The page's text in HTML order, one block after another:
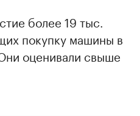
более 19 тыс.
покупку машины в
оценивали свыше